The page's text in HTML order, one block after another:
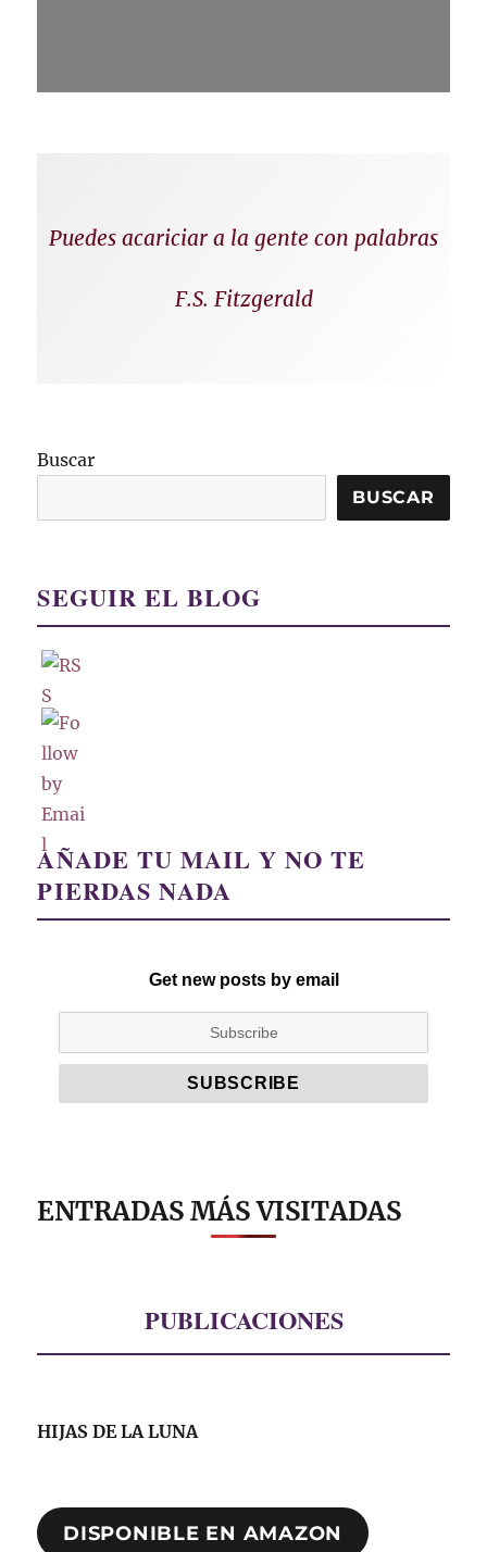
Puedes acariciar a la gente con palabras
F.S. Fitzgerald
Buscar
BUSCAR
SEGUIR EL BLOG
AÑADE TU MAIL Y NO TE
PIERDAS NADA
Get new posts by email
ENTRADAS MÁS VISITADAS
PUBLICACIONES
HIJAS DE LA LUNA
DISPONIBLE EN AMAZON